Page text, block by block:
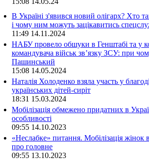
В Україні з'явився новий олігарх? Хто
і чому ним можуть зацікавитись
11:49 14.11.2024
НАБУ провело обшуки в Генштабі та у
командувача військ зв’язку ЗСУ: при
Пашинський
15:08 14.05.2024
Наталія Холоденко взяла участь у
українських дітей-сиріт
18:31 15.03.2024
Мобілізація обмежено придатних в
особливості
09:55 14.10.2023
«Неслабке» питання. Мобілізація жінок
про головне
09:55 13.10.2023